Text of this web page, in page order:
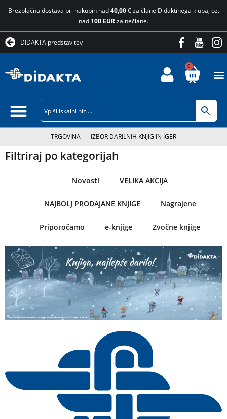
Brezplačna dostava pri nakupih nad40,00 €za člane Didaktinega kluba, oz.
nad 100 EURza nečlane.
DIDAKTA predstavitev
0
TRGOVINA - IZBOR DARILNIH KNJIG IN IGER
Filtriraj po kategorijah
Novosti VELIKA AKCIJA
NAJBOLJ PRODAJANE KNJIGE Nagrajene
Priporočamo e-knjige Zvočne knjige